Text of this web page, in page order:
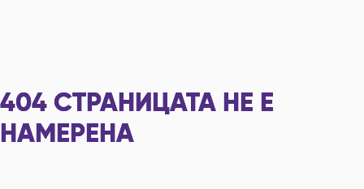
404 СТРАНИЦАТА НЕ Е
НАМЕРЕНА